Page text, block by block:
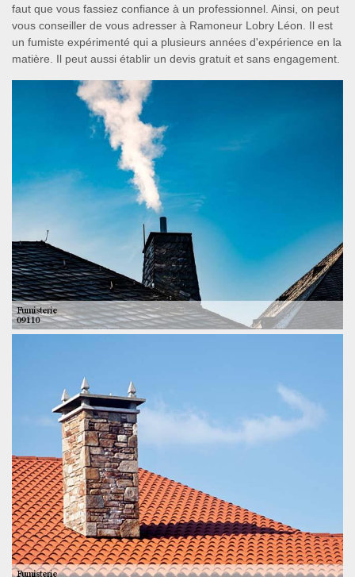
faut que vous fassiez confiance à un professionnel. Ainsi, on peut
vous conseiller de vous adresser à Ramoneur Lobry Léon. Il est
un fumiste expérimenté qui a plusieurs années d'expérience en la
matière. Il peut aussi établir un devis gratuit et sans engagement.